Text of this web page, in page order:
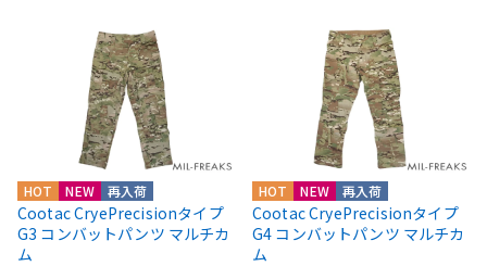
HOT NEW 再入荷
Cootac CryePrecisionタイプ
G3 コンバットパンツ マルチカ
ム
HOT NEW 再入荷
Cootac CryePrecisionタイプ
G4 コンバットパンツ マルチカ
ム